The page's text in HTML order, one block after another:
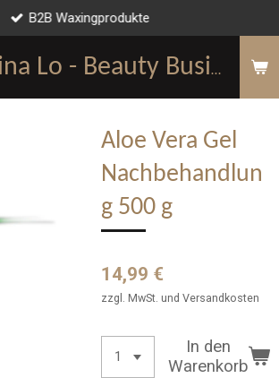
Nina Lo - Beauty Business Mentorin
B2B Waxingprodukte
Aloe Vera Gel
Nachbehandlun
g 500 g
14,99 €
zzgl. MwSt. und Versandkosten
In den
Warenkorb